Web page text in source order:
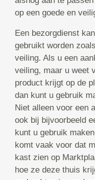
op een goede en
Een bezorgdienst
gebruikt worden
veiling. Als u een
veiling, maar u weet
product krijgt op de
dan kunt u gebruik
Niet alleen voor een
ook bij bijvoorbeeld
kunt u gebruik
komt vaak voor dat
kast zien op
hoe ze deze thuis